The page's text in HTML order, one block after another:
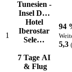
1
Tunesien -
Insel D…
Hotel
Iberostar
Sele…
7 Tage AI
& Flug
94
5,3